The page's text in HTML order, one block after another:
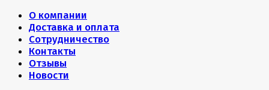
О компании
Доставка и оплата
Сотрудничество
Контакты
Отзывы
Новости